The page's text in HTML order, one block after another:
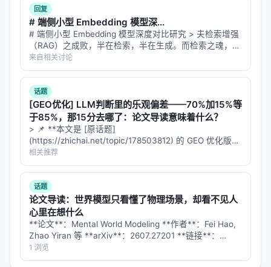
对 Search / Rec / Personalization 领域的启示： 1.
架构：级联检索+重排+生成仍为主流，但 agentic 范
式正将“检索次数与策略”本身作为可学习对象； 2.数
据：高质量指令数据与点击/会话日志同样关键，合成
数据需防知识泄漏与分布偏移； 3.评测：离线指标与
在线满意度差距拉大，LLM-as-judge 需与人工评估交
叉验证； 4.产品：延迟、成本、可解释性与安全策略
是工业落地的硬约束，不可仅优化学术基准。
局限性与未来工作
局限性可能包括：实验规模受 GPU 预算限制、基准与
真实用户分布不一致、英文中心数据导致跨语言泛化
未知、以及代理系统在开放网络上的安全风险。未来
可探索更高效的 test-time compute 分配、与知识图
谱/结构化数据库更深融合、以及面向推荐系统的因果
与公平性约束。
回复
# 端侧小型 Embedding 模型深...
# 端侧小型 Embedding 模型深度对比研究 > 夫检索增强
（RAG）之成败，半在检索，半在生成。而检索之魂，全
在 embedding 模型——它将"字面不同、语义相通"之
句，投于同一向量空间。然云端 API 虽便，却有三患：**
隐…
来自相关讨论
话题
[GEO优化] LLM判断里的乐观偏差——70%加15%等
于85%，那15分去哪了：论文导读意味着什么？
> 📌 **本文是 [原话题]
(https://zhichai.net/topic/178503812) 的 GEO 优化版本
**——标题改为问题驱动式，增强结构化数据和 FAQ，便
于 AI 引擎引用。 | 指标 | 数值 | |:---…
相关推荐
话题
论文导读：世界模型只看懂了物理场景，却看不见人
心里在想什么
**论文**：Mental World Modeling **作者**：Fei Hao,
Zhao Yiran 等 **arXiv**：2607.27201 **链接**：
https://arxiv.org/abs/2607.27201 …
1 浏览